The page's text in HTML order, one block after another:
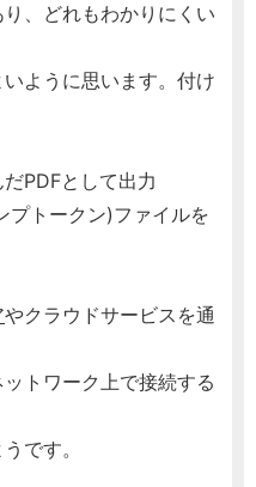
、どれもわかりにくい
ように思います。付け
PDFとして出力
プトークン)ファイルを
やクラウドサービスを通
トワーク上で接続する
です。